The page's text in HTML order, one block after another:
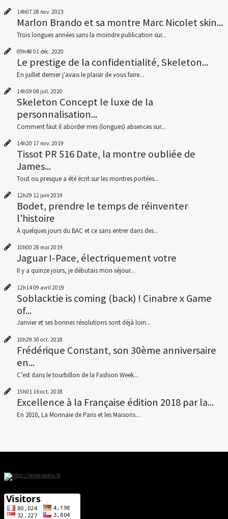
14h07 28 nov. 2023
Marlon Brando et sa montre Marc Nicolet skin...
Trois longues années sans la moindre publication sur...
09h48 01 déc. 2020
Le prestige de la confidentialité, Skeleton...
En juillet dernier j'avais le plaisir de vous faire...
14h59 08 juil. 2020
Skeleton Concept le luxe de la
personnalisation...
Comment faut il aborder mes (longues) absences sur...
14h20 17 nov. 2019
Tissot PR 516 Date, la montre oubliée de
James...
Tout ou presque a été écrit sur les montres portées...
12h29 12 juin 2019
Bodet, prendre le temps de réinventer
l'histoire
À quelques jours du BAC et ce sans entrer dans des...
10h00 28 mai 2019
Jaguar I-Pace, électriquement votre
Il y a quinze jours, je débutais mon séjour...
12h1409 avril 2019
Soblacktie is coming (back) ! Cinabre x Game
of...
Janvier et ses bonnes résolutions sont déjà loin...
10h29 30 oct. 2018
Frédérique Constant, son 30ème anniversaire
en...
C’est dans le tourbillon de la Fashion Week...
15h01 16oct. 2018
Excellence à la Française édition 2018 par la...
En 2010, La Monnaie de Paris et les Maisons...